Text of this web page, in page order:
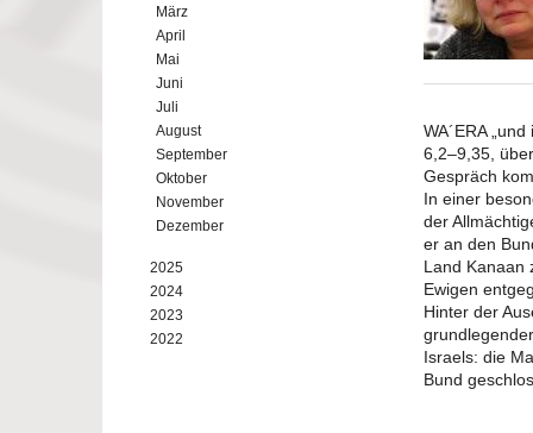
März
April
Mai
Juni
Juli
August
September
Oktober
November
Dezember
2025
2024
2023
2022
WA´ERA
6,2–9,35,
Gespräch
In einer
der
er an den
Land Kanaan
Ewigen
Hinter der
Israels: die
Bund